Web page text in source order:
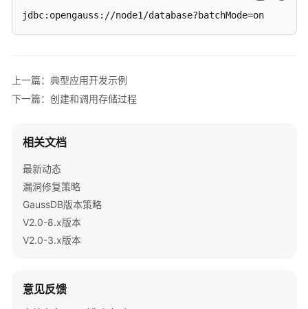
述
规
范
于
JDBC
发
开
发
流
jdbc:opengauss://node1/database?batchMode=on
上一篇：典型应用开发示例
下一篇：创建和调用存储过程
相关文档
最新动态
漏洞修复策略
GaussDB版本策略
V2.0-8.x版本
V2.0-3.x版本
意见反馈